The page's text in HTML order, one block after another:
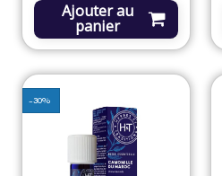
Ajouter au
panier
-30%